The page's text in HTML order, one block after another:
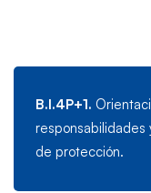
B.I.4P+1.
responsabilidades
de protección.